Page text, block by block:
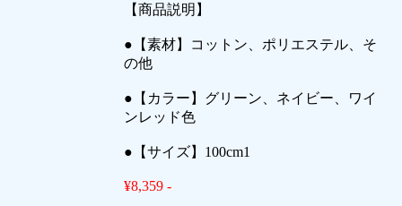
【商品説明】
●【素材】コットン、ポリエステル、そ
の他
●【カラー】グリーン、ネイビー、ワイ
ンレッド色
●【サイズ】100cm1
¥8,359 -